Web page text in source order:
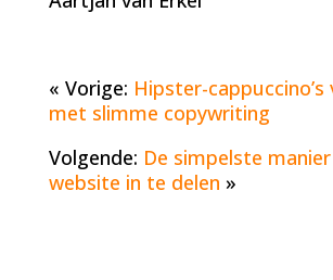
« Vorige: Hipster-cappuccino’s
met slimme copywriting
Volgende: De simpelste
website in te delen »